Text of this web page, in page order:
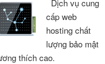
Dịch vụ cung
cấp web
hosting chất
lượng bảo mật
thích cao.